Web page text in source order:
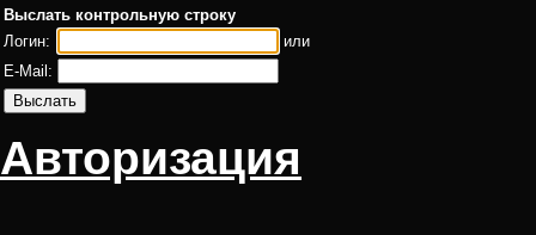
Выслать контрольную строку
Логин:
или
E-Mail:
Авторизация